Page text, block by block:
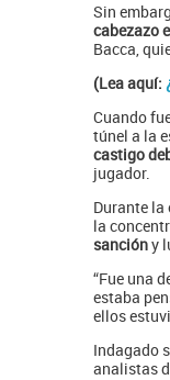
Sin
cabezazo
Bacca,
(Lea aquí:
Cuando
túnel a la
castigo
jugador.
Durante
la
sancióny
“Fue una
estaba
ellos
Indagado
analistas